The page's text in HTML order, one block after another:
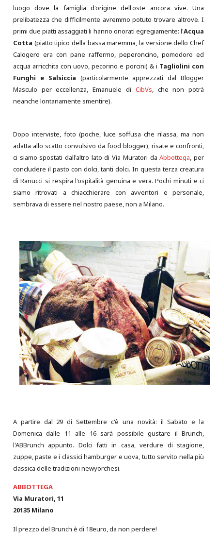
luogo dove la famiglia d'origine dell'oste ancora vive. Una
prelibatezza che difficilmente avremmo potuto trovare altrove. I
primi due piatti assaggiati li hanno onorati egregiamente: l'Acqua
Cotta (piatto tipico della bassa maremma, la versione dello Chef
Calogero era con pane raffermo, peperoncino, pomodoro ed
acqua arricchita con uovo, pecorino e porcini) & i Tagliolini con
Funghi e Salsiccia (particolarmente apprezzati dal Blogger
Masculo per eccellenza, Emanuele di CibVs, che non potrà
neanche lontanamente smentire).
Dopo interviste, foto (poche, luce soffusa che rilassa, ma non
adatta allo scatto convulsivo da food blogger), risate e confronti,
ci siamo spostati dall'altro lato di Via Muratori daAbbottega, per
concludere il pasto con dolci, tanti dolci. In questa terza creatura
di Ranucci si respira l'ospitalità genuina e vera. Pochi minuti e ci
siamo ritrovati a chiacchierare con avventori e personale,
sembrava di essere nel nostro paese, non a Milano.
A partire dal 29 di Settembre c'è una novità: il Sabato e la
Domenica dalle 11 alle 16 sarà possibile gustare il Brunch,
l'ABBrunch appunto. Dolci fatti in casa, verdure di stagione,
zuppe, paste e i classici hamburger e uova, tutto servito nella più
classica delle tradizioni newyorchesi.
ABBOTTEGA
Via Muratori, 11
20135 Milano
Il prezzo del Brunch è di 18euro, da non perdere!